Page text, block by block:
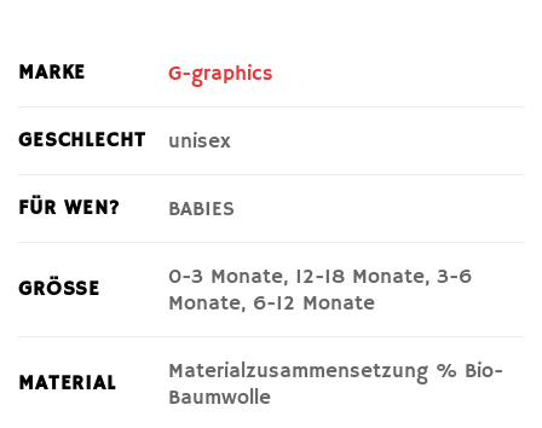
MARKE G-graphics
GESCHLECHT unisex
FÜR WEN? BABIES
GRÖSSE
0-3 Monate, 12-18 Monate, 3-6
Monate, 6-12 Monate
MATERIAL
Materialzusammensetzung % Bio-
Baumwolle